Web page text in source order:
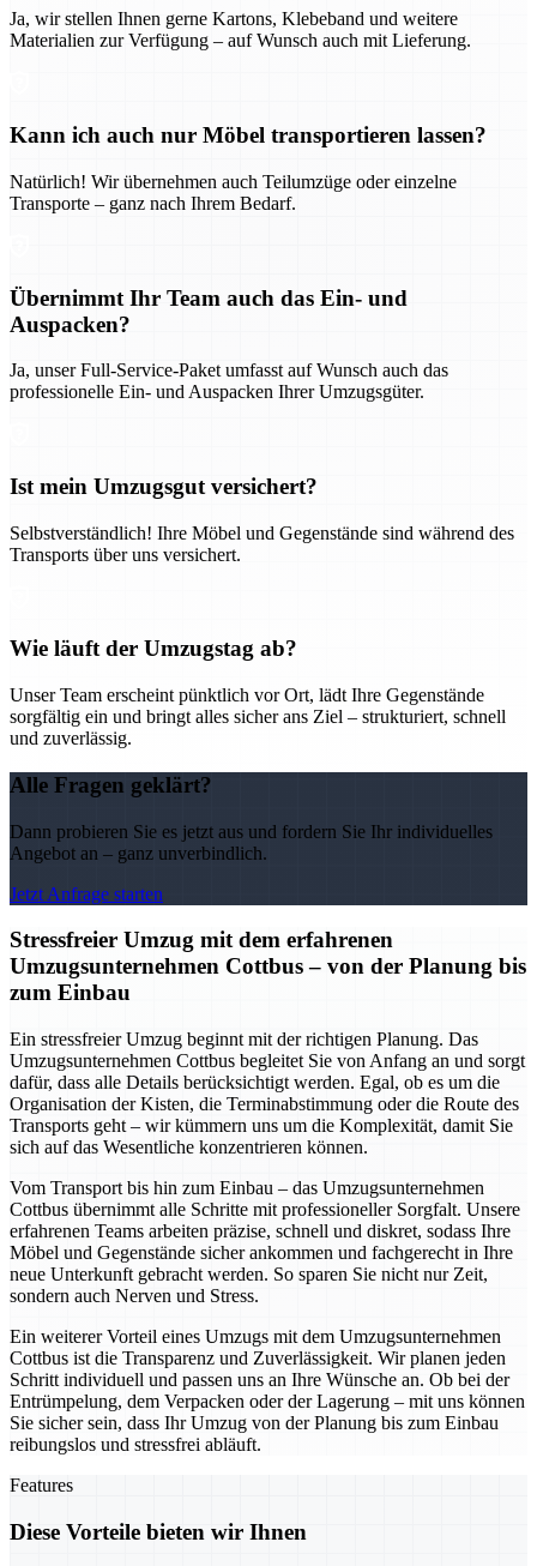
Ja, wir stellen Ihnen gerne Kartons, Klebeband und weitere
Materialien zur Verfügung – auf Wunsch auch mit Lieferung.
Kann ich auch nur Möbel transportieren lassen?
Natürlich! Wir übernehmen auch Teilumzüge oder einzelne
Transporte – ganz nach Ihrem Bedarf.
Übernimmt Ihr Team auch das Ein- und
Auspacken?
Ja, unser Full-Service-Paket umfasst auf Wunsch auch das
professionelle Ein- und Auspacken Ihrer Umzugsgüter.
Ist mein Umzugsgut versichert?
Selbstverständlich! Ihre Möbel und Gegenstände sind während des
Transports über uns versichert.
Wie läuft der Umzugstag ab?
Unser Team erscheint pünktlich vor Ort, lädt Ihre Gegenstände
sorgfältig ein und bringt alles sicher ans Ziel – strukturiert, schnell
und zuverlässig.
Alle Fragen geklärt?
Dann probieren Sie es jetzt aus und fordern Sie Ihr individuelles
Angebot an – ganz unverbindlich.
Jetzt Anfrage starten
Stressfreier Umzug mit dem erfahrenen
Umzugsunternehmen Cottbus – von der Planung bis
zum Einbau
Ein stressfreier Umzug beginnt mit der richtigen Planung. Das
Umzugsunternehmen Cottbus begleitet Sie von Anfang an und sorgt
dafür, dass alle Details berücksichtigt werden. Egal, ob es um die
Organisation der Kisten, die Terminabstimmung oder die Route des
Transports geht – wir kümmern uns um die Komplexität, damit Sie
sich auf das Wesentliche konzentrieren können.
Vom Transport bis hin zum Einbau – das Umzugsunternehmen
Cottbus übernimmt alle Schritte mit professioneller Sorgfalt. Unsere
erfahrenen Teams arbeiten präzise, schnell und diskret, sodass Ihre
Möbel und Gegenstände sicher ankommen und fachgerecht in Ihre
neue Unterkunft gebracht werden. So sparen Sie nicht nur Zeit,
sondern auch Nerven und Stress.
Ein weiterer Vorteil eines Umzugs mit dem Umzugsunternehmen
Cottbus ist die Transparenz und Zuverlässigkeit. Wir planen jeden
Schritt individuell und passen uns an Ihre Wünsche an. Ob bei der
Entrümpelung, dem Verpacken oder der Lagerung – mit uns können
Sie sicher sein, dass Ihr Umzug von der Planung bis zum Einbau
reibungslos und stressfrei abläuft.
Features
Diese Vorteile bieten wir Ihnen